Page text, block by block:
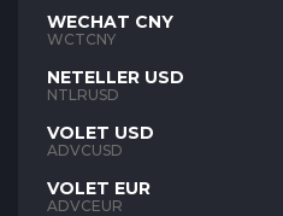
WECHAT CNY
WCTCNY
NETELLER USD
NTLRUSD
VOLET USD
ADVCUSD
VOLET EUR
ADVCEUR